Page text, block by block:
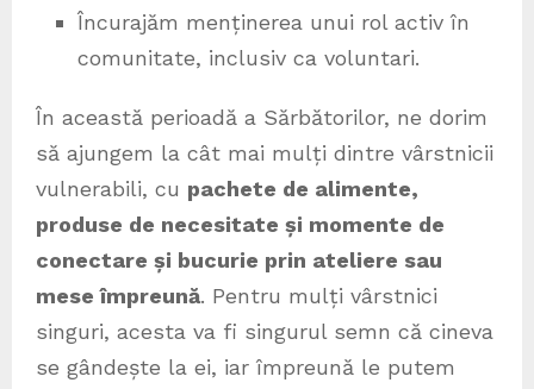
Încurajăm menținerea unui rol activ în
comunitate, inclusiv ca voluntari.
În această perioadă a Sărbătorilor, ne dorim
să ajungem la cât mai mulți dintre vârstnicii
vulnerabili, cu pachete de alimente,
produse de necesitate și momente de
conectare și bucurie prin ateliere sau
mese împreună. Pentru mulți vârstnici
singuri, acesta va fi singurul semn că cineva
se gândește la ei, iar împreună le putem